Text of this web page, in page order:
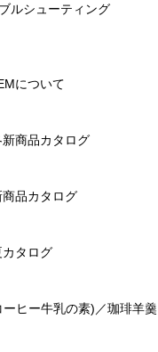
ルシューティング
について
商品カタログ
品カタログ
タログ
ーヒー牛乳の素)／珈琲羊羹